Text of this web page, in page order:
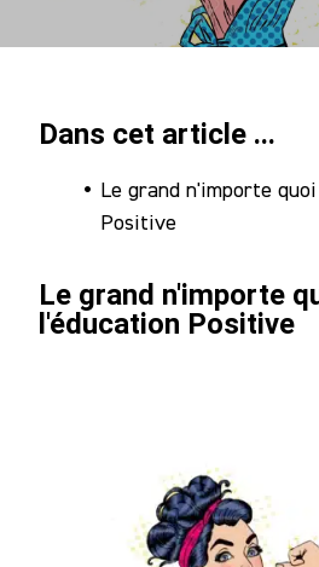
Dans cet article ...
Le grand n'importe
Positive
Le grand n'importe
l'éducation Positive
Contact
Accès
Notre